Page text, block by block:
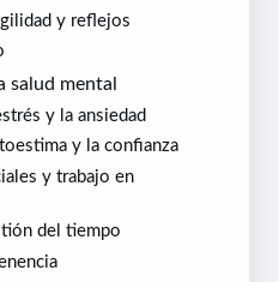
y reflejos
salud mental
y la ansiedad
y la confianza
y trabajo en
del tiempo